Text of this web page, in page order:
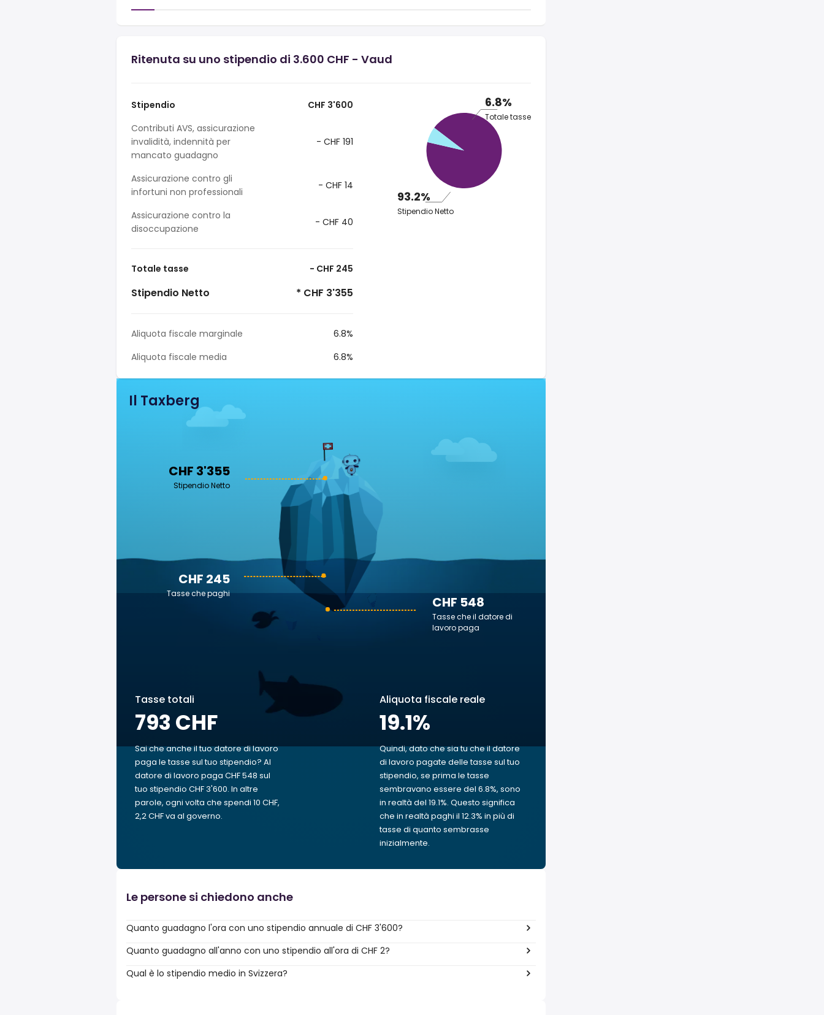
Ritenuta su uno stipendio di 3.600 CHF - Vaud
Stipendio
CHF 3'600
Contributi AVS, assicurazione
invalidità, indennità per
mancato guadagno
- CHF 191
Assicurazione contro gli
infortuni non professionali
- CHF 14
Assicurazione contro la
disoccupazione
- CHF 40
Totale tasse - CHF 245
Stipendio Netto * CHF 3'355
Aliquota fiscale marginale
6.8%
Aliquota fiscale media
6.8%
6.8%
Totale tasse
93.2%
Stipendio Netto
Il Taxberg
CHF 3'355
Stipendio Netto
CHF 548
Tasse che il datore di
lavoro paga
CHF 245
Tasse che paghi
Tasse totali
793 CHF
Sai che anche il tuo datore di lavoro
paga le tasse sul tuo stipendio? Al
datore di lavoro paga CHF 548 sul
tuo stipendio CHF 3'600. In altre
parole, ogni volta che spendi 10 CHF,
2,2 CHF va al governo.
Aliquota fiscale reale
19.1%
Quindi, dato che sia tu che il datore
di lavoro pagate delle tasse sul tuo
stipendio, se prima le tasse
sembravano essere del 6.8%, sono
in realtà del 19.1%. Questo significa
che in realtà paghi il 12.3% in più di
tasse di quanto sembrasse
inizialmente.
Le persone si chiedono anche
Quanto guadagno l'ora con uno stipendio annuale di CHF 3'600?
Quanto guadagno all'anno con uno stipendio all'ora di CHF 2?
Qual è lo stipendio medio in Svizzera?